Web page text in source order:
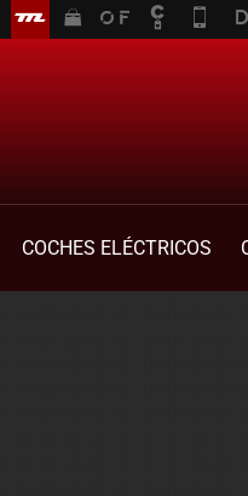
COCHES ELÉCTRICOS